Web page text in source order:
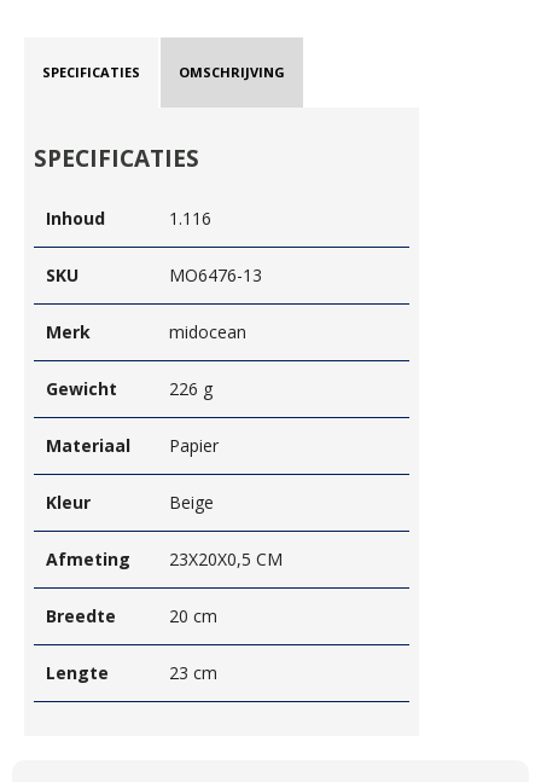
SPECIFICATIES OMSCHRIJVING
SPECIFICATIES
Inhoud 1.116
SKU MO6476-13
Merk midocean
Gewicht 226 g
Materiaal Papier
Kleur Beige
Afmeting 23X20X0,5 CM
Breedte 20 cm
Lengte 23 cm